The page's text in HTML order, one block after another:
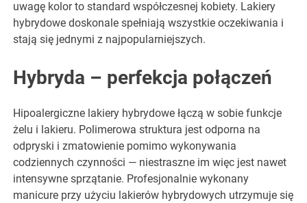
uwagę kolor to standard współczesnej kobiety. Lakiery
hybrydowe doskonale spełniają wszystkie oczekiwania i
stają się jednymi z najpopularniejszych.
Hybryda – perfekcja połączeń
Hipoalergiczne lakiery hybrydowe łączą w sobie funkcje
żelu i lakieru. Polimerowa struktura jest odporna na
odpryski i zmatowienie pomimo wykonywania
codziennych czynności — niestraszne im więc jest nawet
intensywne sprzątanie. Profesjonalnie wykonany
manicure przy użyciu lakierów hybrydowych utrzymuje się